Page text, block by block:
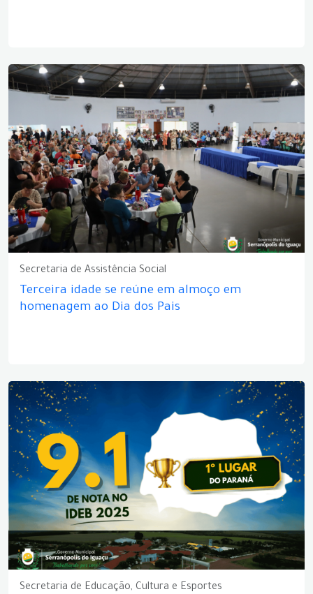
Secretaria de Assistência Social
Terceira idade se reúne em almoço em
homenagem ao Dia dos Pais
Secretaria de Educação, Cultura e Esportes